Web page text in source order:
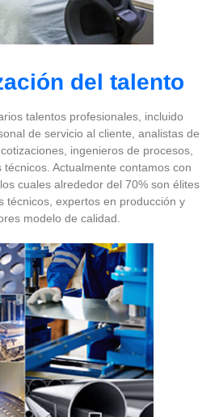
del talento
talentos profesionales, incluido
de servicio al cliente, analistas de
ingenieros de procesos,
Actualmente contamos con
cuales alrededor del 70% son élites
técnicos, expertos en producción y
modelo de calidad.